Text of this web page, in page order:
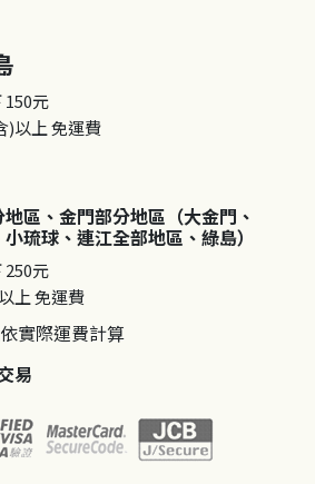
150元
)以上免運費
地區、金門部分地區（大金門、
琉球、連江全部地區、綠島）
250元
上免運費
實際運費計算
易